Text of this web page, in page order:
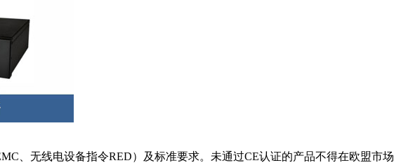
、无线电设备指令RED）及标准要求。未通过CE认证的产品不得在欧盟市场